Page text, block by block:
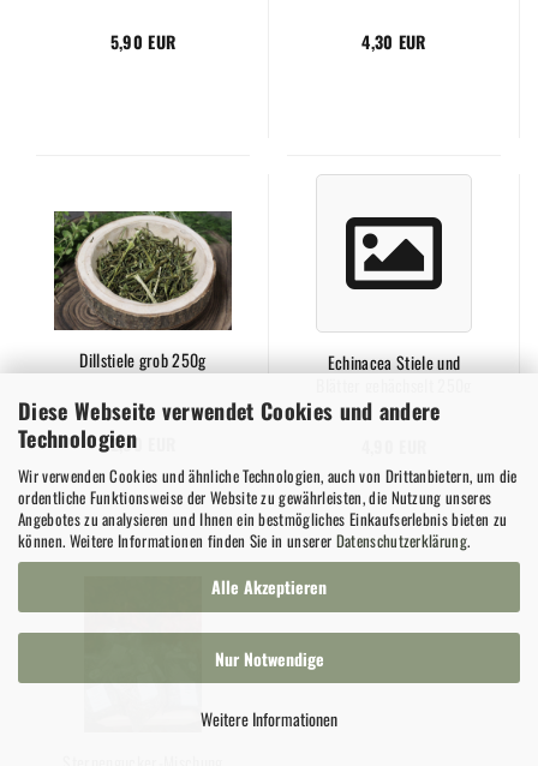
Diese Webseite verwendet Cookies und andere
Technologien
Wir verwenden Cookies und ähnliche Technologien, auch von Drittanbietern, um die
ordentliche Funktionsweise der Website zu gewährleisten, die Nutzung unseres
Angebotes zu analysieren und Ihnen ein bestmögliches Einkaufserlebnis bieten zu
können. Weitere Informationen finden Sie in unserer Datenschutzerklärung.
Alle Akzeptieren
Nur Notwendige
Weitere Informationen
5,90 EUR 4,30 EUR
Dillstiele grob 250g
2,90 EUR
Echinacea Stiele und